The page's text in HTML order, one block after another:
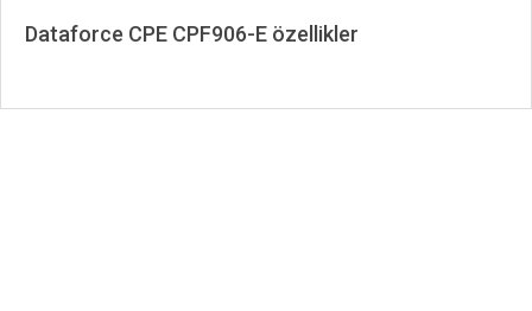
Dataforce CPE CPF906-E özellikler